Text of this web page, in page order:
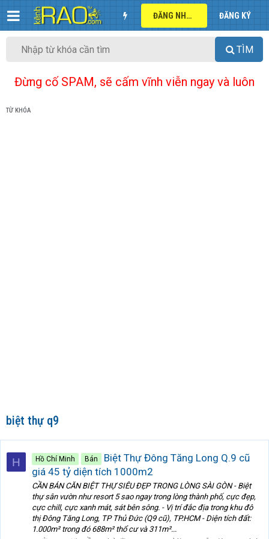
ĐĂNG NHẬP ĐĂNG KÝ
TÌM
Đừng cố SPAM, sẽ cấm vĩnh viễn ngay và luôn
TỪ KHÓA
biệt thự q9
H Hồ Chí Minh Bán
Biệt Thự Đông Tăng Long Q.9 cũ
giá 45 tỷ diện tích 1000m2
CẦN BÁN CĂN BIỆT THỰ SIÊU ĐẸP TRONG LÒNG SÀI GÒN - Biệt
thự sân vườn như resort 5 sao ngay trong lòng thành phố, cực đẹp,
cực chill, cực xanh mát, sát bên sông. - Vị trí đắc địa trong khu đô
thị Đông Tăng Long, TP Thủ Đức (Q9 cũ), TP.HCM - Diện tích đất:
1.000m² trong đó 688m² thổ cư và 311m²...